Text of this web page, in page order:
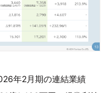
年2月期の連結業績